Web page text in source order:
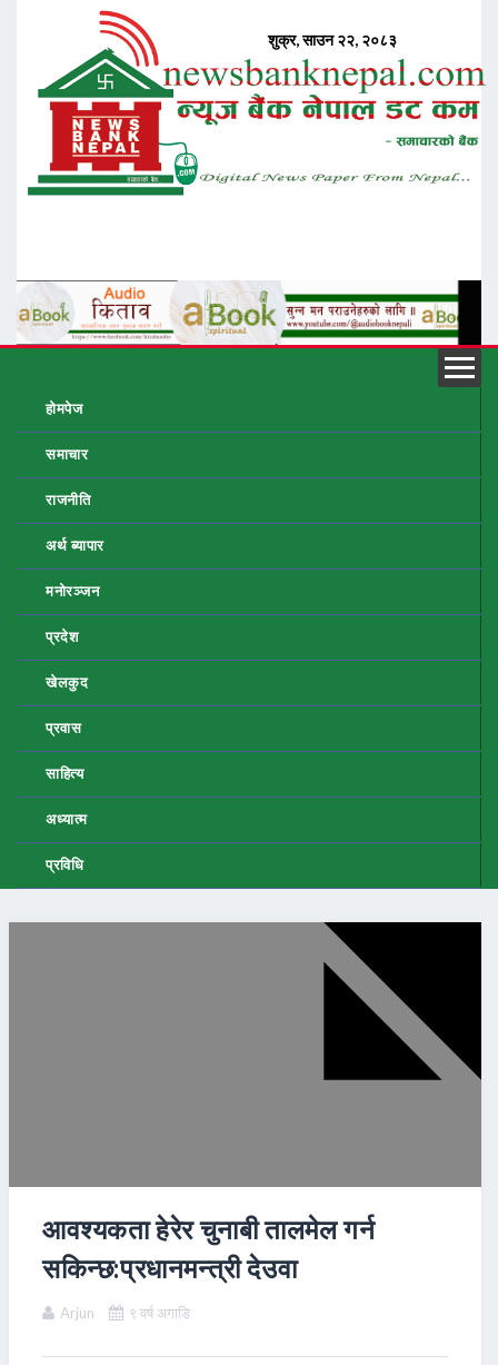
होमपेज
समाचार
राजनीति
अर्थ ब्यापार
मनोरञ्जन
प्रदेश
खेलकुद
प्रवास
साहित्य
अध्यात्म
प्रविधि
आवश्यकता हेरेर चुनाबी तालमेल गर्न
सकिन्छ:प्रधानमन्त्री देउवा
Arjun ९ वर्ष अगाडि